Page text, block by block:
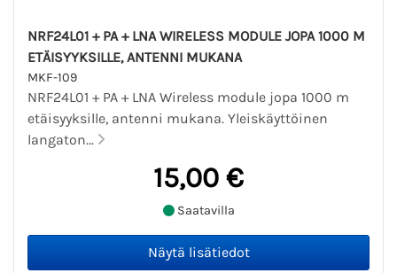
NRF24L01 + PA + LNA WIRELESS MODULE JOPA 1000 M
ETÄISYYKSILLE, ANTENNI MUKANA
MKF-109
NRF24L01 + PA + LNA Wireless module jopa 1000 m
etäisyyksille, antenni mukana. Yleiskäyttöinen
langaton...
15,00 €
Saatavilla